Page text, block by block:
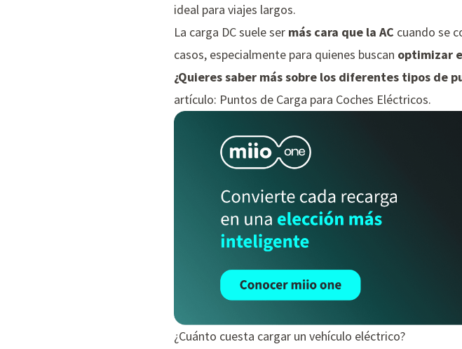
ideal para viajes largos.
La carga DC suele ser más cara que la AC cuando se
casos, especialmente para quienes buscan optimizar
¿Quieres saber más sobre los diferentes tipos de
artículo: Puntos de Carga para Coches Eléctricos.
¿Cuánto cuesta cargar un vehículo eléctrico?